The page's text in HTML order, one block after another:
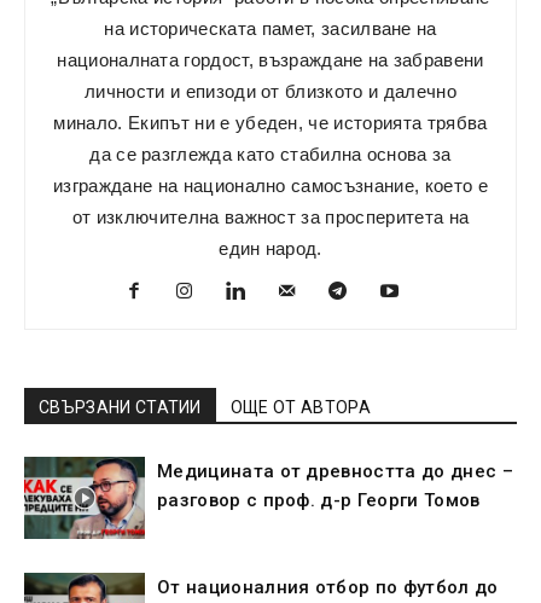
на историческата памет, засилване на
националната гордост, възраждане на забравени
личности и епизоди от близкото и далечно
минало. Екипът ни е убеден, че историята трябва
да се разглежда като стабилна основа за
изграждане на национално самосъзнание, което е
от изключителна важност за просперитета на
един народ.
СВЪРЗАНИ СТАТИИ ОЩЕ ОТ АВТОРА
Медицината от древността до днес –
разговор с проф. д-р Георги Томов
От националния отбор по футбол до